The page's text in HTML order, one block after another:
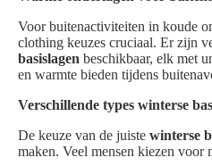
Voor buitenactiviteiten in koude
clothing keuzes cruciaal. Er zijn
basislagen beschikbaar, elk met
en warmte bieden tijdens
Verschillende types winterse
De keuze van de juiste winterse
maken. Veel mensen kiezen voor